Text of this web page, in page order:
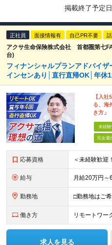
掲載終了予定日
正社員 面接情報有 自己PR不要
アクサ生命保険株式会社 首都圏第七
台)
フィナンシャルプランアドバイ
インセンあり│直行直帰OK│年休
【入
る、海
き方」
未経験
完全週
応募資格
給与
勤務地
働き方 リモートワー
求人を見る